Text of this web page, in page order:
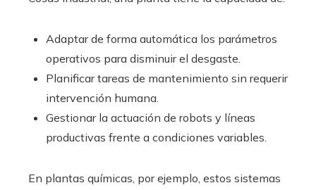
Adaptar de forma automática los parámetros
operativos para disminuir el desgaste.
Planificar tareas de mantenimiento sin requerir
intervención humana.
Gestionar la actuación de robots y líneas
productivas frente a condiciones variables.
En plantas químicas, por ejemplo, estos sistemas